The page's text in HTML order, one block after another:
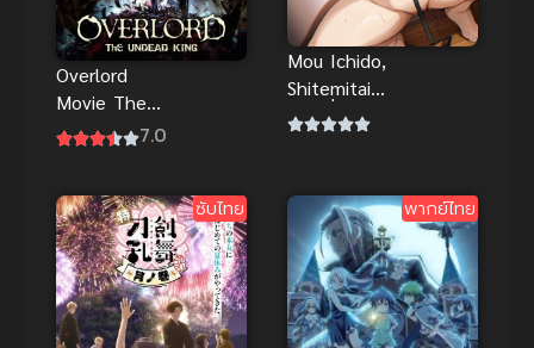
Overlord
Movie The
Undead King
7.0
Mou Ichido,
Shitemitai
ตอนที่ 1 ซับ
tits (นมใหญ่)
ซับไทย พากย์ไทย